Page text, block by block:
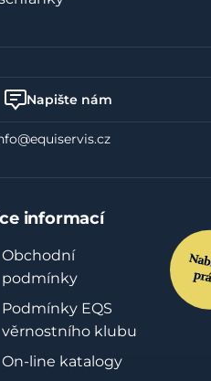
Napište nám
informací
Obchodní
podmínky
Podmínky EQS
věrnostního klubu
On-line katalogy